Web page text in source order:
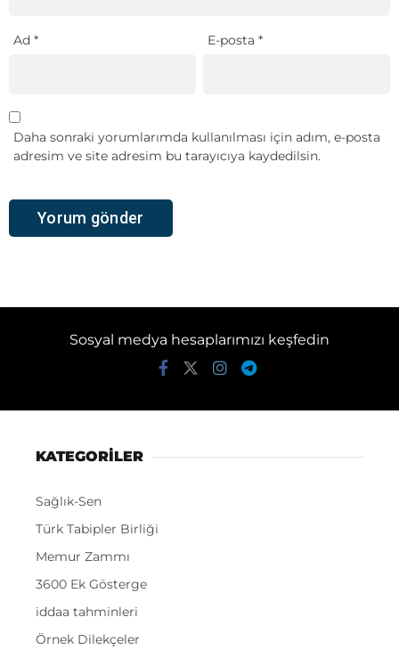
Ad * E-posta*
Daha sonraki yorumlarımda kullanılması için adım, e-posta
adresim ve site adresim bu tarayıcıya kaydedilsin.
Sosyal medya hesaplarımızı keşfedin
KATEGORİLER
Sağlık-Sen
Türk Tabipler Birliği
Memur Zammı
3600 Ek Gösterge
iddaa tahminleri
Örnek Dilekçeler